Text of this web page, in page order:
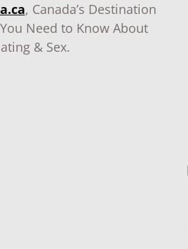
, Canada’s Destination
Need to Know About
& Sex.